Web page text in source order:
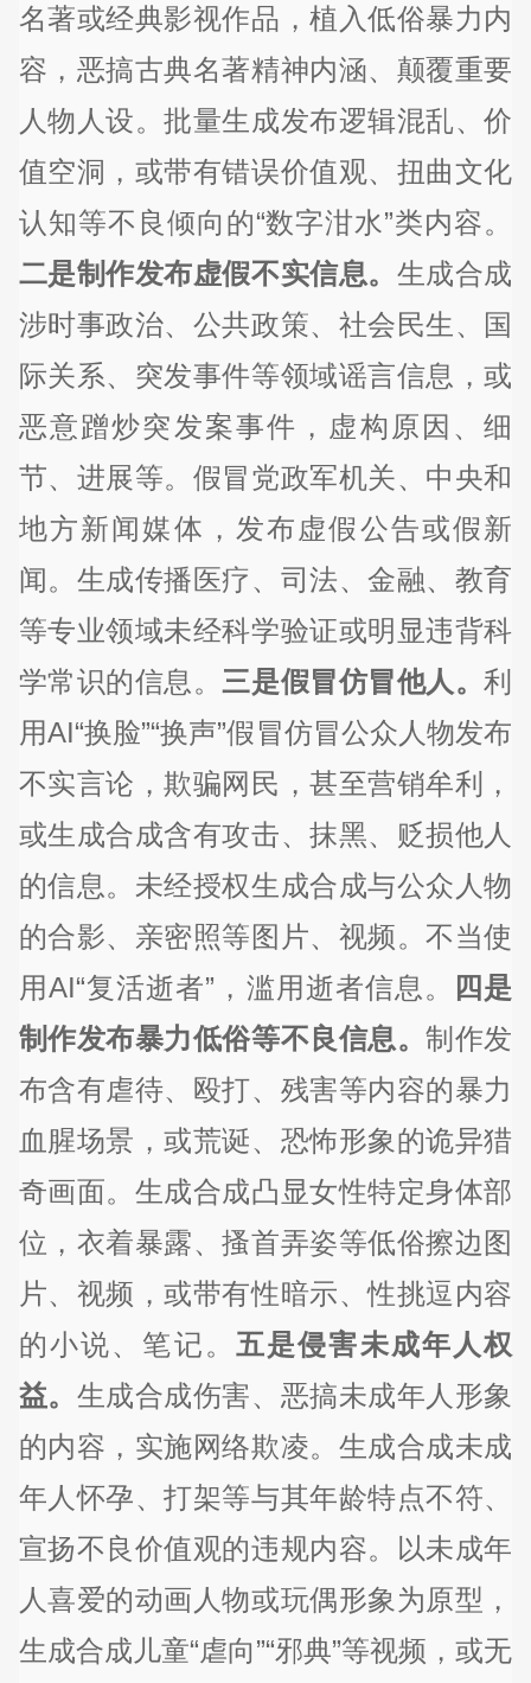
名著或经典影视作品，植入低俗暴力内
容，恶搞古典名著精神内涵、颠覆重要
人物人设。批量生成发布逻辑混乱、价
值空洞，或带有错误价值观、扭曲文化
认知等不良倾向的“数字泔水”类内容。
二是制作发布虚假不实信息。 生成合成
涉时事政治、公共政策、社会民生、国
际关系、突发事件等领域谣言信息，或
恶意蹭炒突发案事件，虚构原因、细
节、进展等。假冒党政军机关、中央和
地方新闻媒体，发布虚假公告或假新
闻。生成传播医疗、司法、金融、教育
等专业领域未经科学验证或明显违背科
学常识的信息。 三是假冒仿冒他人。利
用AI“换脸”“换声”假冒仿冒公众人物发布
不实言论，欺骗网民，甚至营销牟利，
或生成合成含有攻击、抹黑、贬损他人
的信息。未经授权生成合成与公众人物
的合影、亲密照等图片、视频。不当使
用AI“复活逝者”，滥用逝者信息。
四是
制作发布暴力低俗等不良信息。制作发
布含有虐待、殴打、残害等内容的暴力
血腥场景，或荒诞、恐怖形象的诡异猎
奇画面。生成合成凸显女性特定身体部
位，衣着暴露、搔首弄姿等低俗擦边图
片、视频，或带有性暗示、性挑逗内容
的小说、笔记。 五是侵害未成年人权
益。 生成合成伤害、恶搞未成年人形象
的内容，实施网络欺凌。生成合成未成
年人怀孕、打架等与其年龄特点不符、
宣扬不良价值观的违规内容。以未成年
人喜爱的动画人物或玩偶形象为原型，
生成合成儿童“虐向”“邪典”等视频，或无